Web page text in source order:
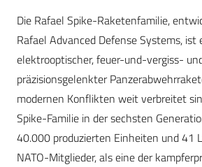
Die Rafael Spike-Raketenfamilie,
Rafael Advanced Defense Systems, ist
elektrooptischer, feuer-und-vergiss-
präzisionsgelenkter
modernen Konflikten weit verbreitet
Spike-Familie in der sechsten
40.000 produzierten Einheiten und 41
NATO-Mitglieder, als eine der